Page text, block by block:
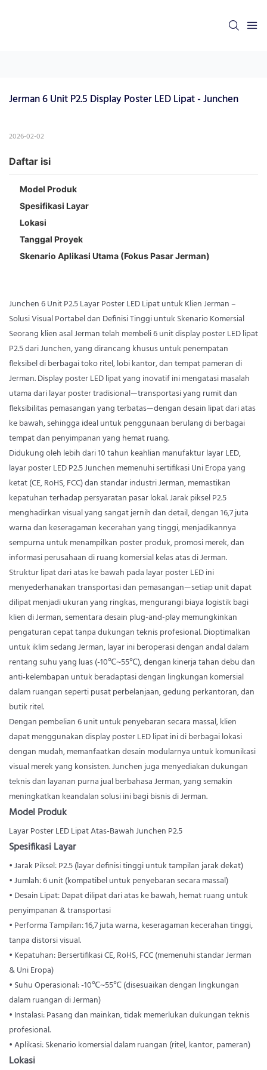
Jerman 6 Unit P2.5 Display Poster LED Lipat - Junchen
2026-02-02
Daftar isi
Model Produk
Spesifikasi Layar
Lokasi
Tanggal Proyek
Skenario Aplikasi Utama (Fokus Pasar Jerman)
Junchen 6 Unit P2.5 Layar Poster LED Lipat untuk Klien Jerman –
Solusi Visual Portabel dan Definisi Tinggi untuk Skenario Komersial
Seorang klien asal Jerman telah membeli 6 unit display poster LED lipat
P2.5 dari Junchen, yang dirancang khusus untuk penempatan
fleksibel di berbagai toko ritel, lobi kantor, dan tempat pameran di
Jerman. Display poster LED lipat yang inovatif ini mengatasi masalah
utama dari layar poster tradisional—transportasi yang rumit dan
fleksibilitas pemasangan yang terbatas—dengan desain lipat dari atas
ke bawah, sehingga ideal untuk penggunaan berulang di berbagai
tempat dan penyimpanan yang hemat ruang.
Didukung oleh lebih dari 10 tahun keahlian manufaktur layar LED,
layar poster LED P2.5 Junchen memenuhi sertifikasi Uni Eropa yang
ketat (CE, RoHS, FCC) dan standar industri Jerman, memastikan
kepatuhan terhadap persyaratan pasar lokal. Jarak piksel P2.5
menghadirkan visual yang sangat jernih dan detail, dengan 16,7 juta
warna dan keseragaman kecerahan yang tinggi, menjadikannya
sempurna untuk menampilkan poster produk, promosi merek, dan
informasi perusahaan di ruang komersial kelas atas di Jerman.
Struktur lipat dari atas ke bawah pada layar poster LED ini
menyederhanakan transportasi dan pemasangan—setiap unit dapat
dilipat menjadi ukuran yang ringkas, mengurangi biaya logistik bagi
klien di Jerman, sementara desain plug-and-play memungkinkan
pengaturan cepat tanpa dukungan teknis profesional. Dioptimalkan
untuk iklim sedang Jerman, layar ini beroperasi dengan andal dalam
rentang suhu yang luas (-10℃~55℃), dengan kinerja tahan debu dan
anti-kelembapan untuk beradaptasi dengan lingkungan komersial
dalam ruangan seperti pusat perbelanjaan, gedung perkantoran, dan
butik ritel.
Dengan pembelian 6 unit untuk penyebaran secara massal, klien
dapat menggunakan display poster LED lipat ini di berbagai lokasi
dengan mudah, memanfaatkan desain modularnya untuk komunikasi
visual merek yang konsisten. Junchen juga menyediakan dukungan
teknis dan layanan purna jual berbahasa Jerman, yang semakin
meningkatkan keandalan solusi ini bagi bisnis di Jerman.
Model Produk
Layar Poster LED Lipat Atas-Bawah Junchen P2.5
Spesifikasi Layar
• Jarak Piksel: P2.5 (layar definisi tinggi untuk tampilan jarak dekat)
• Jumlah: 6 unit (kompatibel untuk penyebaran secara massal)
• Desain Lipat: Dapat dilipat dari atas ke bawah, hemat ruang untuk
penyimpanan & transportasi
• Performa Tampilan: 16,7 juta warna, keseragaman kecerahan tinggi,
tanpa distorsi visual.
• Kepatuhan: Bersertifikasi CE, RoHS, FCC (memenuhi standar Jerman
& Uni Eropa)
• Suhu Operasional: -10℃~55℃ (disesuaikan dengan lingkungan
dalam ruangan di Jerman)
• Instalasi: Pasang dan mainkan, tidak memerlukan dukungan teknis
profesional.
• Aplikasi: Skenario komersial dalam ruangan (ritel, kantor, pameran)
Lokasi